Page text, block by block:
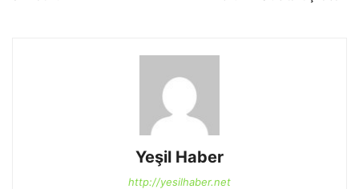
Yeşil Haber
http://yesilhaber.net